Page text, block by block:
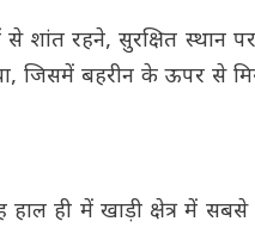
शांत रहने, सुरक्षित स्थान
जिसमें बहरीन के ऊपर से
ही में खाड़ी क्षेत्र में सबसे